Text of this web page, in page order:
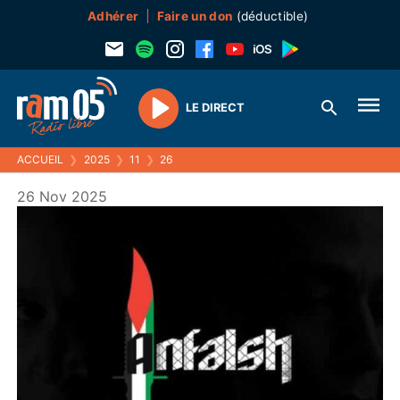
Adhérer Faire un don (déductible)
Play
LE DIRECT
ACCUEIL ❯ 2025 ❯ 11 ❯ 26
26 Nov 2025